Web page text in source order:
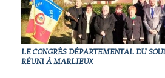
LE CONGRÈS DÉPARTEMENTAL DU
RÉUNI À MARLIEUX